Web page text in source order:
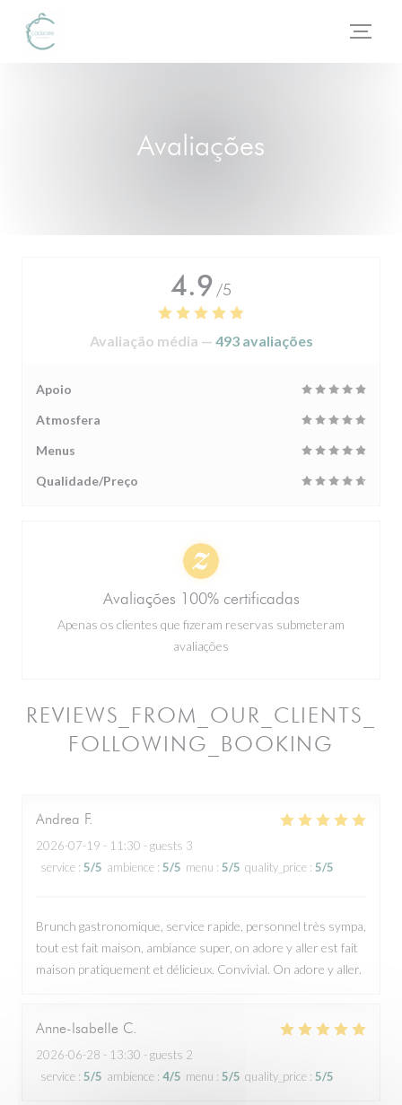
Painel de Gerenciamento de Cookies
Avaliações
REVIEWS_FROM_OUR_CLIENTS_
FOLLOWING_BOOKING
Andrea F
2026-07-19 - 11:30 - guests 3
service : 5/5 ambience : 5/5 menu : 5/5 quality_price : 5/5
Brunch gastronomique, service rapide, personnel très sympa,
tout est fait maison, ambiance super, on adore y aller est fait
maison pratiquement et délicieux. Convivial. On adore y aller.
Anne-Isabelle C
2026-06-28 - 13:30 - guests 2
service : 5/5 ambience : 4/5 menu : 5/5 quality_price : 5/5
4.9 /5
Avaliação média — 493 avaliações
Apoio
Atmosfera
Menus
Qualidade/Preço
Avaliações 100% certificadas
Apenas os clientes que fizeram reservas submeteram
avaliações